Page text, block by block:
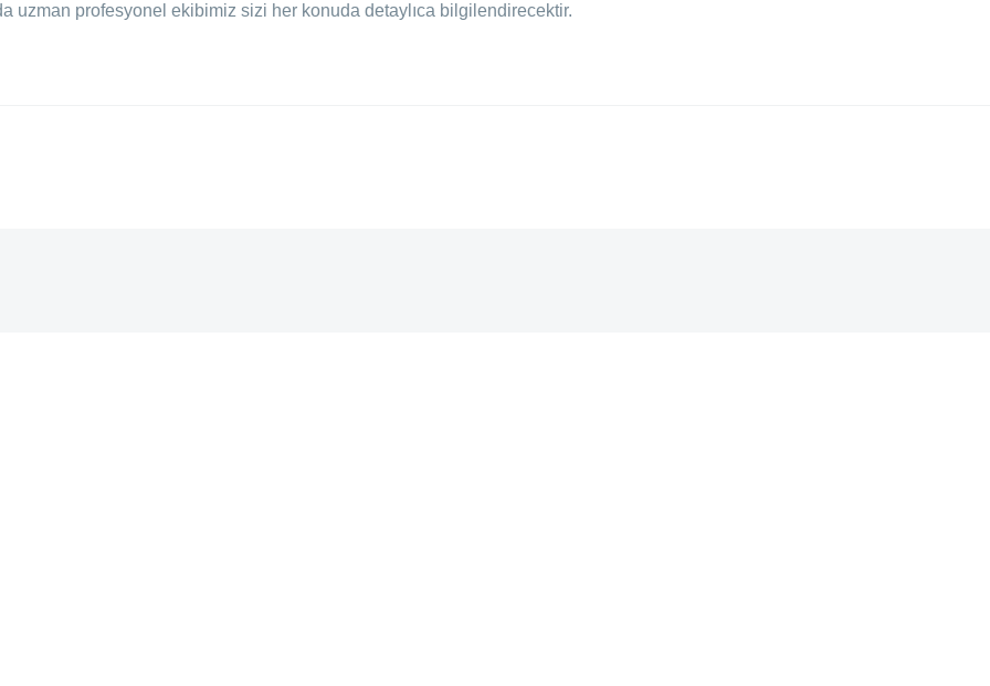
uzman profesyonel ekibimiz sizi her konuda detaylıca bilgilendirecektir.